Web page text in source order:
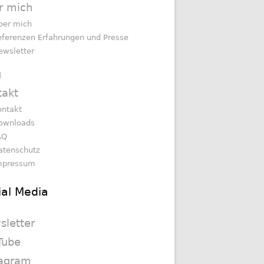
mich
mich
Erfahrungen und Presse
Media